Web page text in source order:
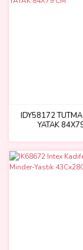
IDY58172
YATAK